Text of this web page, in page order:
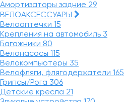
Амортизаторы задние 29
ВЕЛОАКСЕССУАРЫ
Велоаптечки 15
Крепления на автомобиль 3
Багажники 80
Велонасосы 115
Велокомпьютеры 35
Велофляги, флягодержатели 165
Грипсы/Рога 306
Детские кресла 21